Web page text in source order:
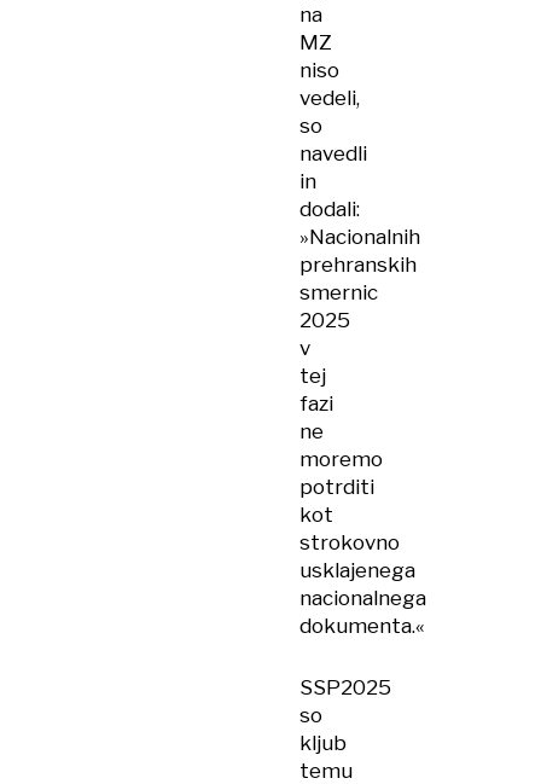
na
MZ
niso
vedeli,
so
navedli
in
dodali:
»Nacionalnih
prehranskih
smernic
2025
v
tej
fazi
ne
moremo
potrditi
kot
strokovno
usklajenega
nacionalnega
dokumenta.«
SSP2025
so
kljub
temu